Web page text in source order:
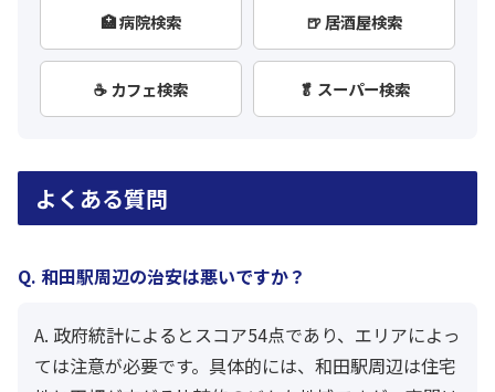
🏥 病院検索 🍺 居酒屋検索
☕ カフェ検索 🥬 スーパー検索
よくある質問
Q. 和田駅周辺の治安は悪いですか？
A. 政府統計によるとスコア54点であり、エリアによっ
ては注意が必要です。具体的には、和田駅周辺は住宅